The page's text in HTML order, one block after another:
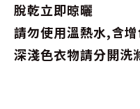
脫乾立即晾曬
請勿使用溫熱水,含
深淺色衣物請分開洗